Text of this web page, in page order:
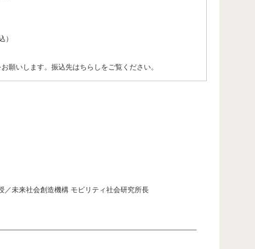
）
願いします。振込先はちらしをご覧ください。
未来社会創造機構 モビリティ社会研究所長